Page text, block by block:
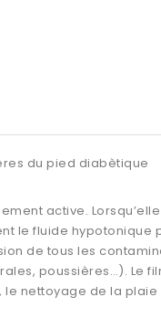
du pied diabètique
active.
le fluide
de tous les
poussières…). Le
nettoyage de la